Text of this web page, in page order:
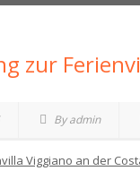
zur
By admin